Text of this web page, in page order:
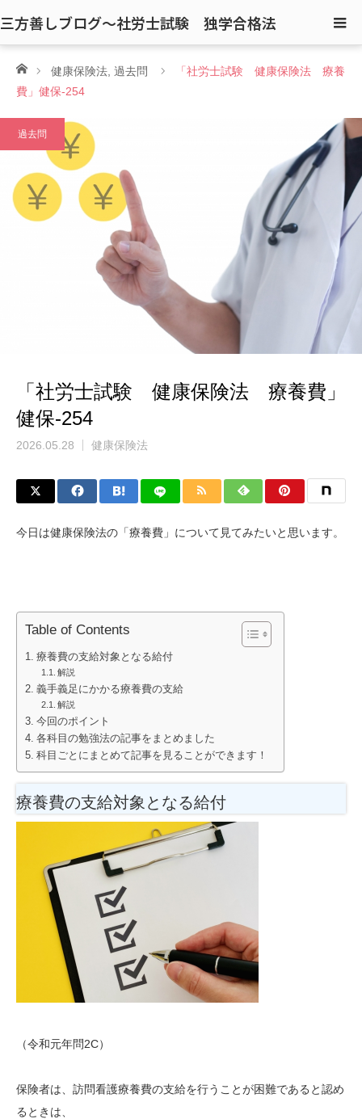
三方善しブログ〜社労士試験 独学合格法
ホーム健康保険法 過去問
「社労士試験 健康保険法 療養
費」健保-254
過去問
「社労士試験 健康保険法 療養費」
健保-254
2026.05.28 健康保険法
今日は健康保険法の「療養費」について見てみたいと思います。
Table of Contents
療養費の支給対象となる給付
解説
義手義足にかかる療養費の支給
解説
今回のポイント
各科目の勉強法の記事をまとめました
科目ごとにまとめて記事を見ることができます！
療養費の支給対象となる給付
（令和元年問2C）
保険者は、訪問看護療養費の支給を行うことが困難であると認め
るときは、